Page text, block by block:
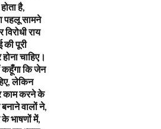
है,
पहलू सामने
राय
की पूरी
चाहिए।
कहूँगा कि जेन
लेकिन
काम करने के
वालों ने,
भाषणों में,